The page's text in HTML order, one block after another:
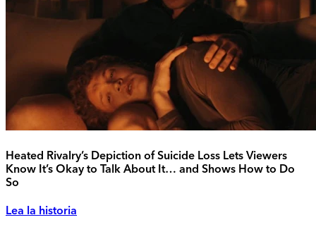
Heated Rivalry’s Depiction of Suicide Loss Lets Viewers
Know It’s Okay to Talk About It… and Shows How to Do
So
Lea la historia